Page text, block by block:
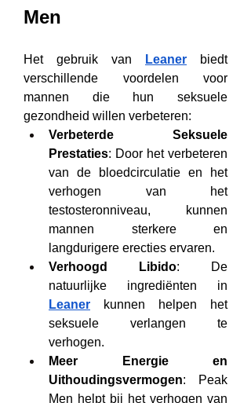
Men
Het gebruik van Leaner biedt
verschillende voordelen voor
mannen die hun seksuele
gezondheid willen verbeteren:
Verbeterde Seksuele
Prestaties: Door het verbeteren
van de bloedcirculatie en het
verhogen van het
testosteronniveau, kunnen
mannen sterkere en
langdurigere erecties ervaren.
Verhoogd Libido: De
Leaner kunnen helpen het
seksuele verlangen te
verhogen.
Meer Energie en
Uithoudingsvermogen: Peak
Men helpt bij het verhogen van